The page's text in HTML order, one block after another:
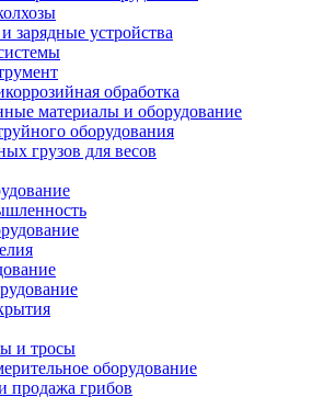
зарядные устройства
обработка
материалы и оборудование
оборудования
грузов для весов
и тросы
оборудование
продажа грибов